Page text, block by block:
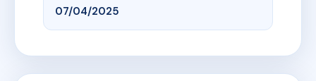
07/04/2025